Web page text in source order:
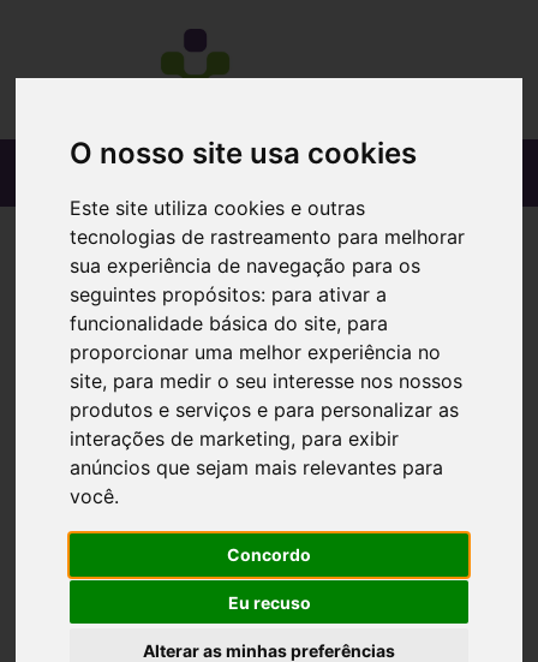
O nosso site usa cookies
Este site utiliza cookies e outras
tecnologias de rastreamento para melhorar
sua experiência de navegação para os
seguintes propósitos: para ativar a
funcionalidade básica do site, para
proporcionar uma melhor experiência no
site, para medir o seu interesse nos nossos
produtos e serviços e para personalizar as
interações de marketing, para exibir
anúncios que sejam mais relevantes para
você.
Concordo
Eu recuso
Alterar as minhas preferências